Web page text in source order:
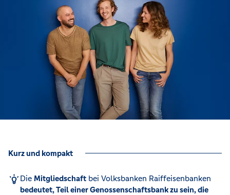
Kurz und kompakt
Die Mitgliedschaftbei Volksbanken Raiffeisenbanken
bedeutet, Teil einer Genossenschaftsbank zu sein, die